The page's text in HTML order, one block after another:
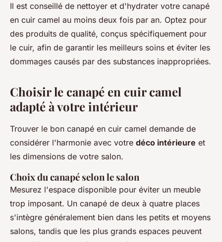
Il est conseillé de nettoyer et d'hydrater votre canapé
en cuir camel au moins deux fois par an. Optez pour
des produits de qualité, conçus spécifiquement pour
le cuir, afin de garantir les meilleurs soins et éviter les
dommages causés par des substances inappropriées.
Choisir le canapé en cuir camel
adapté à votre intérieur
Trouver le bon canapé en cuir camel demande de
considérer l'harmonie avec votre déco intérieure et
les dimensions de votre salon.
Choix du canapé selon le salon
Mesurez l'espace disponible pour éviter un meuble
trop imposant. Un canapé de deux à quatre places
s'intègre généralement bien dans les petits et moyens
salons, tandis que les plus grands espaces peuvent